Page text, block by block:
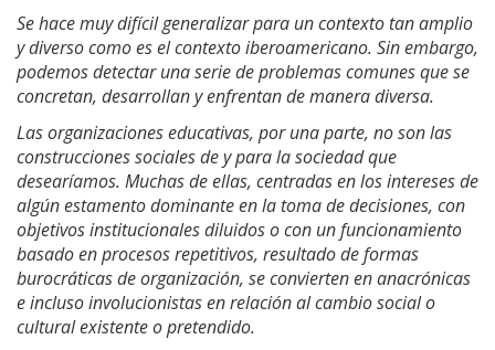
Se hace muy difícil generalizar para un contexto tan amplio
y diverso como es el contexto iberoamericano. Sin embargo,
podemos detectar una serie de problemas comunes que se
concretan, desarrollan y enfrentan de manera diversa.
Las organizaciones educativas, por una parte, no son las
construcciones sociales de y para la sociedad que
desearíamos. Muchas de ellas, centradas en los intereses de
algún estamento dominante en la toma de decisiones, con
objetivos institucionales diluidos o con un funcionamiento
basado en procesos repetitivos, resultado de formas
burocráticas de organización, se convierten en anacrónicas
e incluso involucionistas en relación al cambio social o
cultural existente o pretendido.